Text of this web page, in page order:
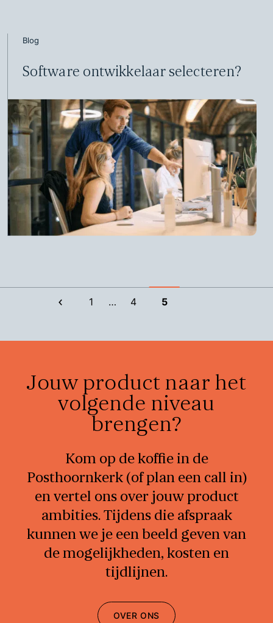
Blog
Software ontwikkelaar selecteren?
Pagination 1 … 4 5
Jouw product naar het
volgende niveau
brengen?
Kom op de koffie in de
Posthoornkerk (of plan een call in)
en vertel ons over jouw product
ambities. Tijdens die afspraak
kunnen we je een beeld geven van
de mogelijkheden, kosten en
tijdlijnen.
OVER ONS